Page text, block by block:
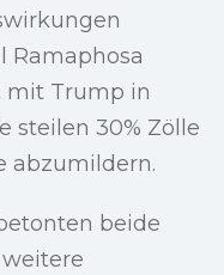
Ramaphosa
mit Trump in
steilen 30% Zölle
abzumildern.
beide